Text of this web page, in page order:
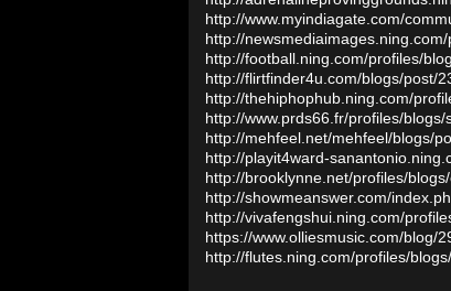
http://www.myindiagate.com/
http://
http://football.ning.com/profiles/
http://flirtfinder4u.com/blogs/post/
http://thehiphophub.ning.com/
http://www.prds66.fr/profiles/
http://mehfeel.net/mehfeel/blogs/
http://playit4ward-
http://brooklynne.net/profiles/
http://showmeanswer.com/
http://vivafengshui.ning.com/
https://www.olliesmusic.com/blog/
http://flutes.ning.com/profiles/